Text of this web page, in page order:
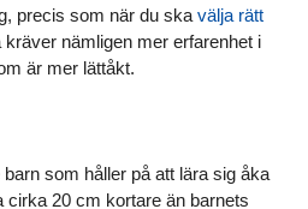
precis som när du ska välja rätt
kräver nämligen mer erfarenhet i
är mer lättåkt.
som håller på att lära sig åka
20 cm kortare än barnets